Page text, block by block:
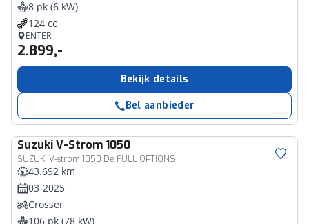
8 pk (6 kW)
124 cc
ENTER
2.899,-
Bekijk details
Bel aanbieder
SuzukiV-Strom 1050
SUZUKI V-strom 1050 De FULL OPTIONS
43.692 km
03-2025
Crosser
106 pk (78 kW)